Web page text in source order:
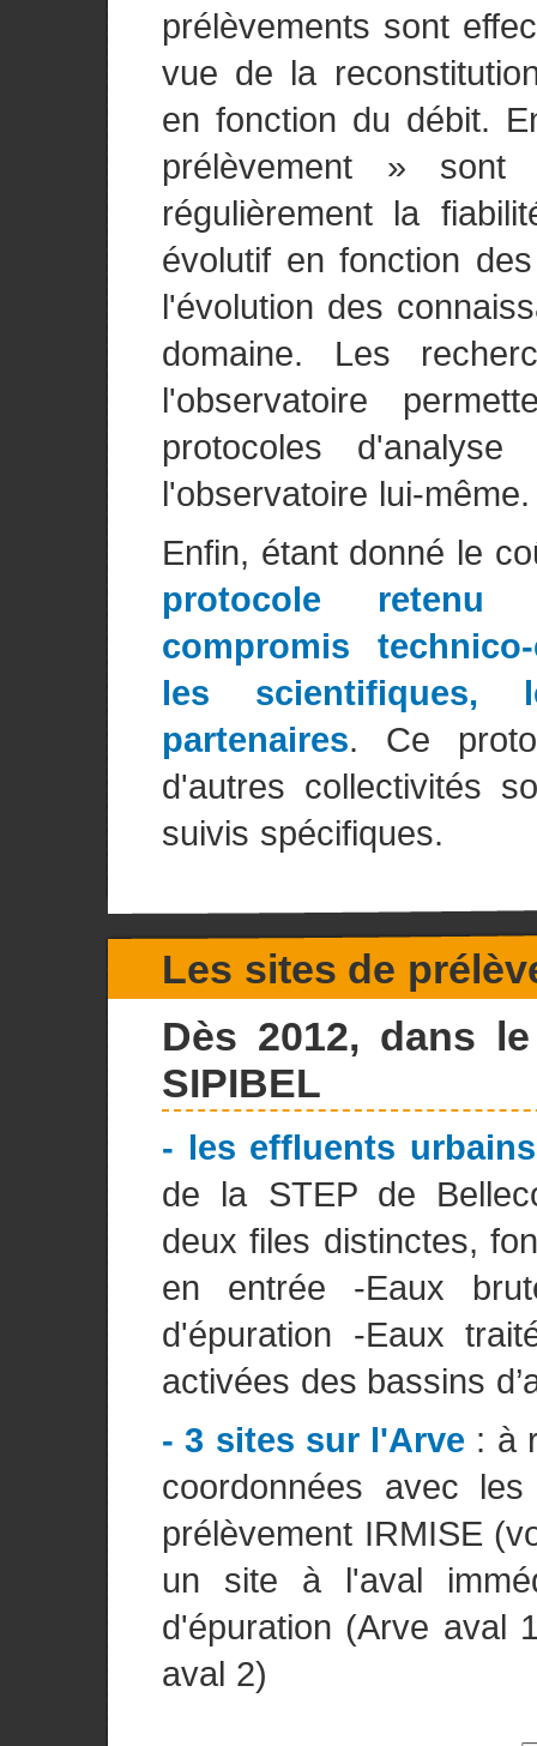
prélèvements sont
vue de la
en fonction du débit.
prélèvement » sont
régulièrement la
évolutif en fonction
l'évolution des
domaine. Les
l'observatoire
protocoles
l'observatoire lui-même.
Enfin, étant donné le
protocole retenu
compromis
les scientifiques,
partenaires. Ce
d'autres collectivités
suivis spécifiques.
Les sites de
Dès 2012, dans
SIPIBEL
- les effluents
de la STEP de
deux files distinctes,
en entrée -Eaux
d'épuration -Eaux
activées des bassins
- 3 sites sur l'Arve : à
coordonnées avec
prélèvement IRMISE
un site à l'aval
d'épuration (Arve aval
aval 2)